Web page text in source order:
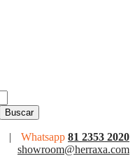
| Whatsapp 81 2353 2020
showroom@herraxa.com